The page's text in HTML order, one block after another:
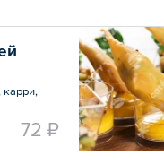
карри,
72 ₽